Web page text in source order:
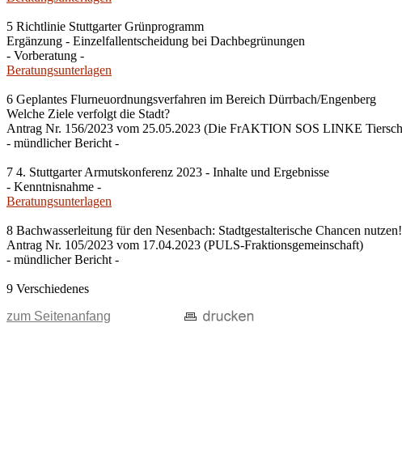
5 Richtlinie Stuttgarter Grünprogramm
Ergänzung - Einzelfallentscheidung bei Dachbegrünungen
- Vorberatung -
Beratungsunterlagen
6 Geplantes Flurneuordnungsverfahren im Bereich Dürrbach/Engenberg
Welche Ziele verfolgt die Stadt?
Antrag Nr. 156/2023 vom 25.05.2023 (Die FrAKTION SOS LINKE
- mündlicher Bericht -
7 4. Stuttgarter Armutskonferenz 2023 - Inhalte und Ergebnisse
- Kenntnisnahme -
Beratungsunterlagen
8 Bachwasserleitung für den Nesenbach: Stadtgestalterische Chancen nutzen!
Antrag Nr. 105/2023 vom 17.04.2023 (PULS-Fraktionsgemeinschaft)
- mündlicher Bericht -
9 Verschiedenes
zum Seitenanfang